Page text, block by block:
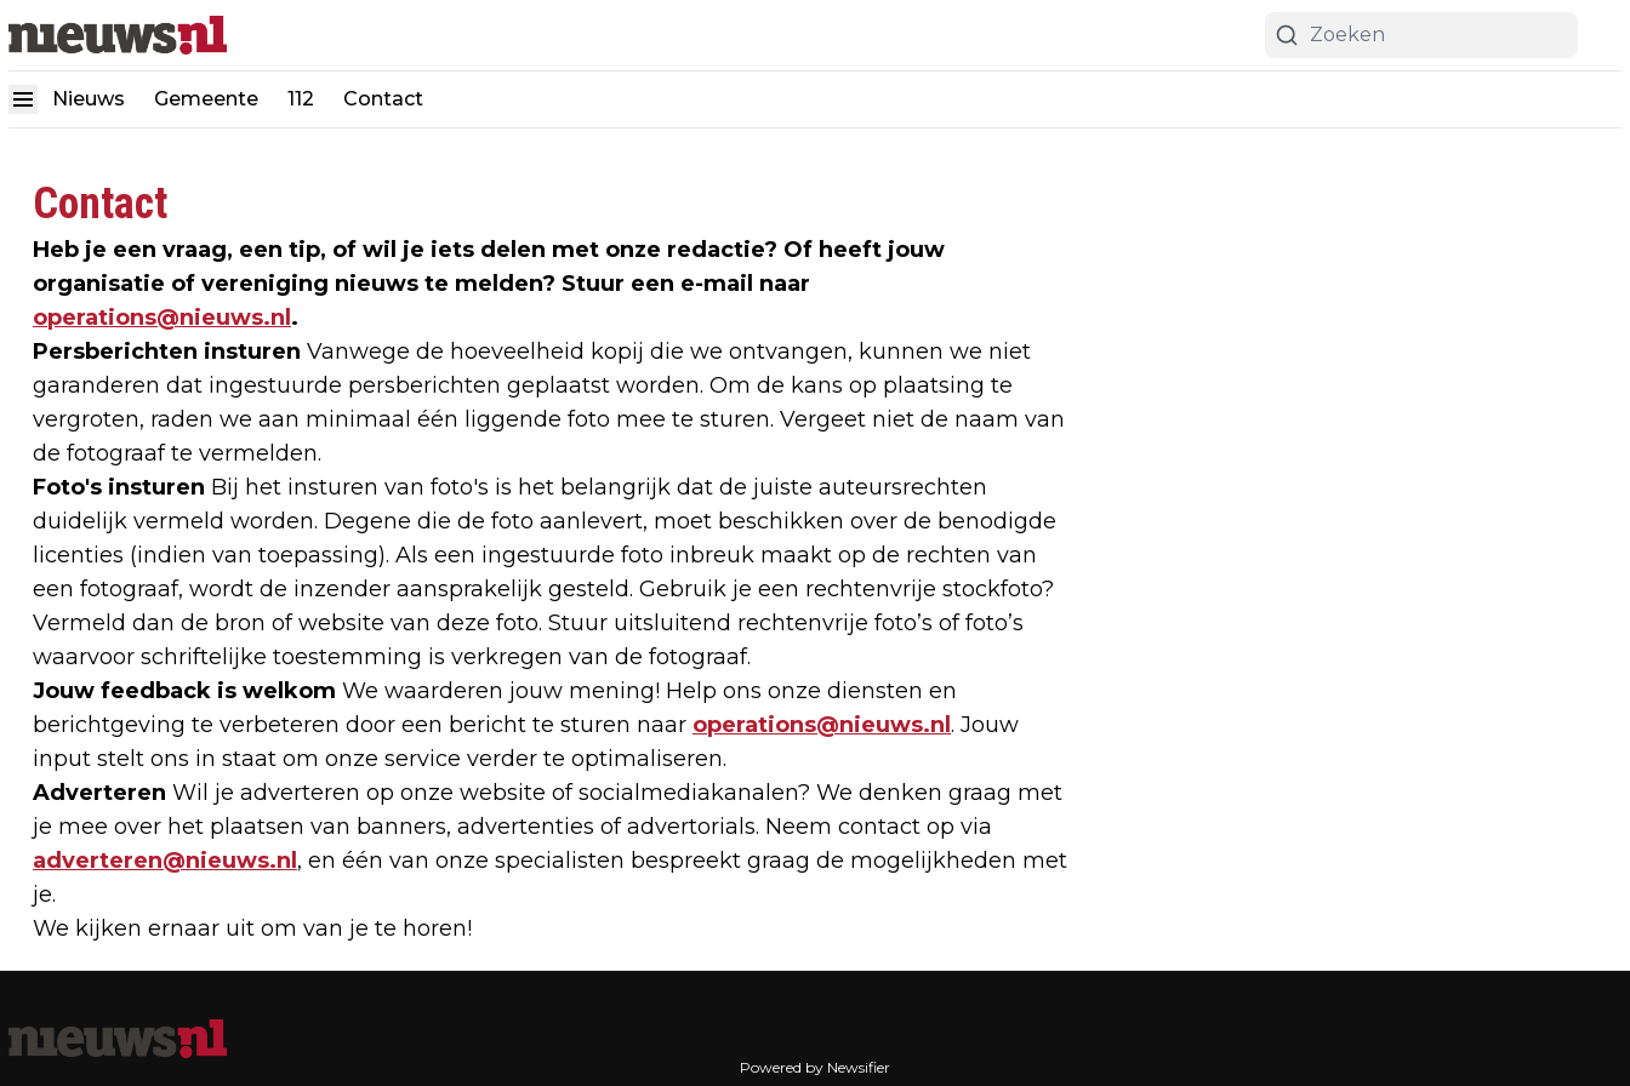
Nieuws Gemeente 112 Contact
Contact
Heb je een vraag, een tip, of wil je iets delen met onze redactie? Of heeft jouw
organisatie of vereniging nieuws te melden? Stuur een e-mail naar
operations@nieuws.nl .
Persberichten insturen Vanwege de hoeveelheid kopij die we ontvangen, kunnen we niet
garanderen dat ingestuurde persberichten geplaatst worden. Om de kans op plaatsing te
vergroten, raden we aan minimaal één liggende foto mee te sturen. Vergeet niet de naam van
de fotograaf te vermelden.
Foto's insturen Bij het insturen van foto's is het belangrijk dat de juiste auteursrechten
duidelijk vermeld worden. Degene die de foto aanlevert, moet beschikken over de benodigde
licenties (indien van toepassing). Als een ingestuurde foto inbreuk maakt op de rechten van
een fotograaf, wordt de inzender aansprakelijk gesteld. Gebruik je een rechtenvrije stockfoto?
Vermeld dan de bron of website van deze foto. Stuur uitsluitend rechtenvrije foto’s of foto’s
waarvoor schriftelijke toestemming is verkregen van de fotograaf.
Jouw feedback is welkom We waarderen jouw mening! Help ons onze diensten en
berichtgeving te verbeteren door een bericht te sturen naar operations@nieuws.nl . Jouw
input stelt ons in staat om onze service verder te optimaliseren.
Adverteren Wil je adverteren op onze website of socialmediakanalen? We denken graag met
je mee over het plaatsen van banners, advertenties of advertorials. Neem contact op via
adverteren@nieuws.nl , en één van onze specialisten bespreekt graag de mogelijkheden met
je.
We kijken ernaar uit om van je te horen!
Powered by Newsifier